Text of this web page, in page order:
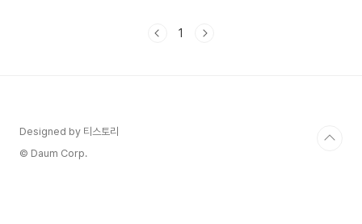
리스마스를 위한 첫걸음 🌲🎅 리얼한 디테일의 매력을 지닌 PE 트리PE 트리
1
Designed by 티스토리
© Daum Corp.